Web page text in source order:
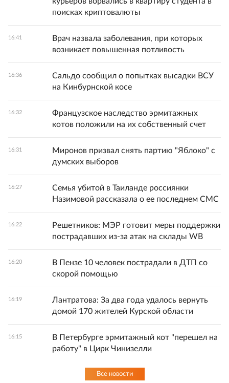
поисках криптовалюты
16:41
Врач назвала заболевания, при которых
возникает повышенная потливость
16:36
Сальдо сообщил о попытках высадки ВСУ
на Кинбурнской косе
16:32
Французское наследство эрмитажных
котов положили на их собственный счет
16:31
Миронов призвал снять партию "Яблоко" с
думских выборов
16:27
Семья убитой в Таиланде россиянки
Назимовой рассказала о ее последнем СМС
16:22
Решетников: МЭР готовит меры поддержки
пострадавших из-за атак на склады WB
16:20
В Пензе 10 человек пострадали в ДТП со
скорой помощью
16:19
Лантратова: За два года удалось вернуть
домой 170 жителей Курской области
16:15
В Петербурге эрмитажный кот "перешел на
работу" в Цирк Чинизелли
Все новости